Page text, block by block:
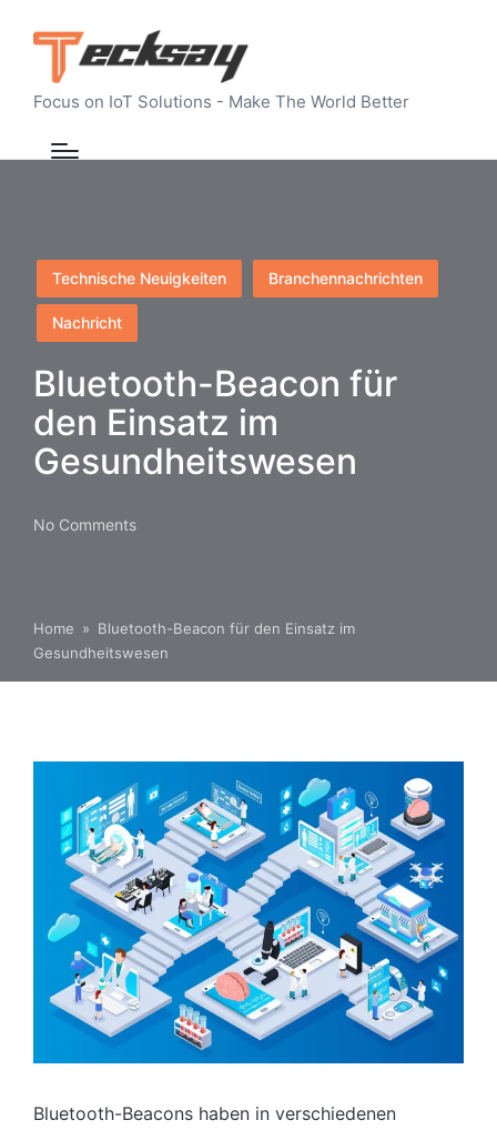
Focus on IoT Solutions - Make The World Better
Posted
in
Technische Neuigkeiten Branchennachrichten
Nachricht
Bluetooth-Beacon für
den Einsatz im
Gesundheitswesen
No Comments
Home » Bluetooth-Beacon für den Einsatz im
Gesundheitswesen
Bluetooth-Beacons haben in verschiedenen